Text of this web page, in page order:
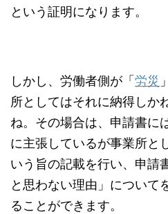
という証明になります。
しかし、労働者側が「 労災
所としてはそれに納得しか
ね。その場合は、申請書に
に主張しているが事業所と
いう旨の記載を行い、申請
と思わない理由」について
ることができます。